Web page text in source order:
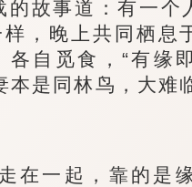
事道：有一个
，晚上共同栖息
自觅食，“有缘
本是同林鸟，大难
一起，靠的是缘